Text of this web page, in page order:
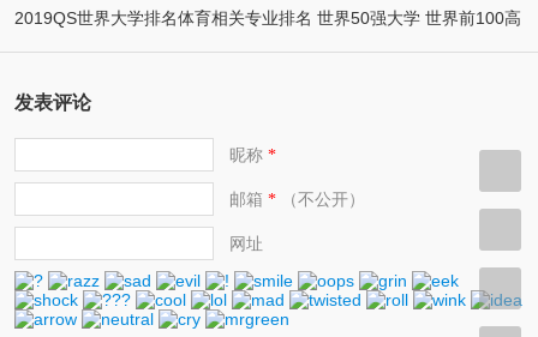
200大学
2019QS世界大学排名体育相关专业排名 世界50强大学 世界前100高
发表评论
昵称*
邮箱 *（不公开）
网址